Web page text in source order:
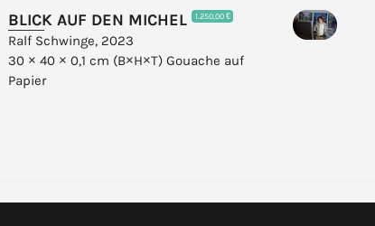
BLICK AUF DEN MICHEL 1.250,00 €
Ralf Schwinge, 2023
30 × 40 × 0,1 cm (B×H×T)Gouache auf
Papier